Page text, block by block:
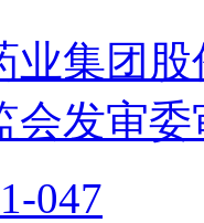
业集团
会发审
047